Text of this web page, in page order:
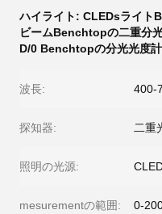
ハイライト: CLEDsライト
ビームBenchtopの二重分
D/0 Benchtopの分光光度計
波長: 400-
探知器: 二重
照明の光源:
mesurementの範囲: 0-